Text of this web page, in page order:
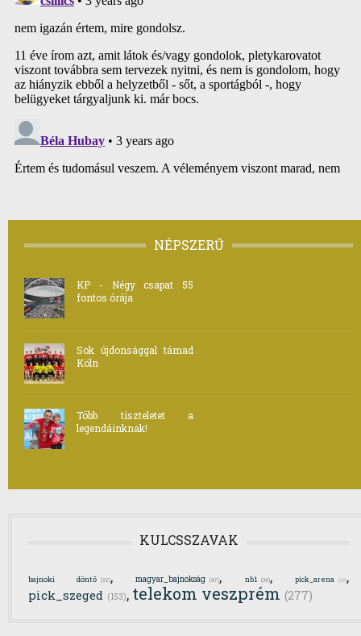
NÉPSZERŰ
KP - Négy csapat 55
fontos órája
Sok újdonsággal támad
Köln
Több tiszteletet a
legendáinknak!
KULCSSZAVAK
bajnoki döntő (32), magyar_bajnokság (47), nb1 (34), pick_arena (17),
pick_szeged (153), telekom veszprém (277)